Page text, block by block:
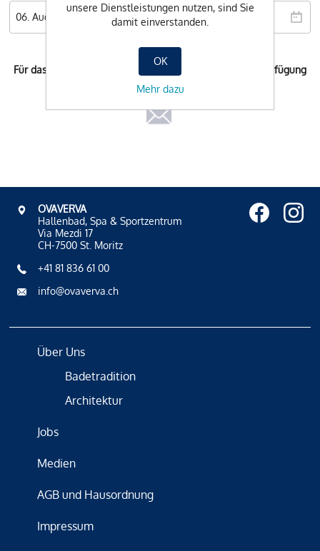
Für das ausgewählte Datum steht keine Buchung zur Verfügung
OVAVERVA
Hallenbad, Spa & Sportzentrum
Via Mezdi 17
CH-7500 St. Moritz
+41 81 836 61 00
info@ovaverva.ch
Über Uns
Badetradition
Architektur
Jobs
Medien
AGB und Hausordnung
Impressum
unsere Dienstleistungen nutzen, sind Sie
damit einverstanden.
OK
Mehr dazu